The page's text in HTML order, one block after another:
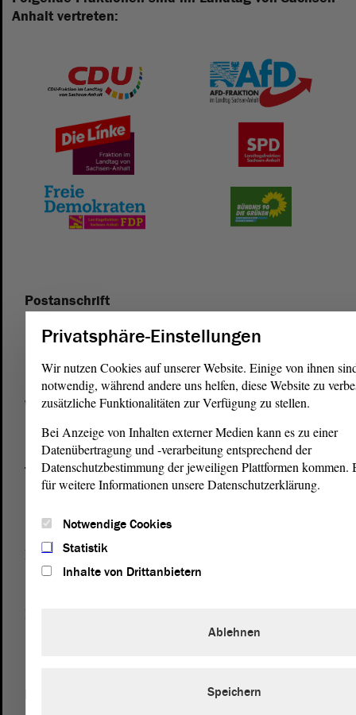
Anhalt vertreten:
Postanschrift
Domplatz 6–9
39104 Magdeburg
Wegbeschreibung
Auf Google Maps
Telefon und Fax
Zentrale:
0391 / 560 - 0
Fax:
Presse- und Öffentlichkeitsarbeit
0391 / 560 - 0
Privatsphäre-Einstellungen
Wir nutzen Cookies auf unserer Website. Einige von ihnen
notwendig, während andere uns helfen, diese Website zu
zusätzliche Funktionalitäten zur Verfügung zu stellen.
Bei Anzeige von Inhalten externer Medien kann es zu einer
Datenübertragung und -verarbeitung entsprechend der
Datenschutzbestimmung der jeweiligen Plattformen kommen.
für weitere Informationen unsere Datenschutzerklärung.
Notwendige Cookies
Statistik
Inhalte von Drittanbietern
Ablehnen
Speichern